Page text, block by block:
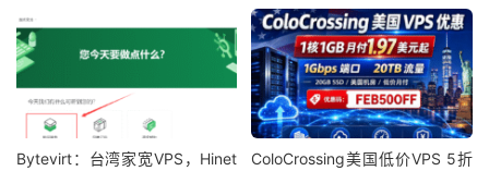
Bytevirt：台湾家宽VPS，Hinet
ColoCrossing美国低价VPS 5折